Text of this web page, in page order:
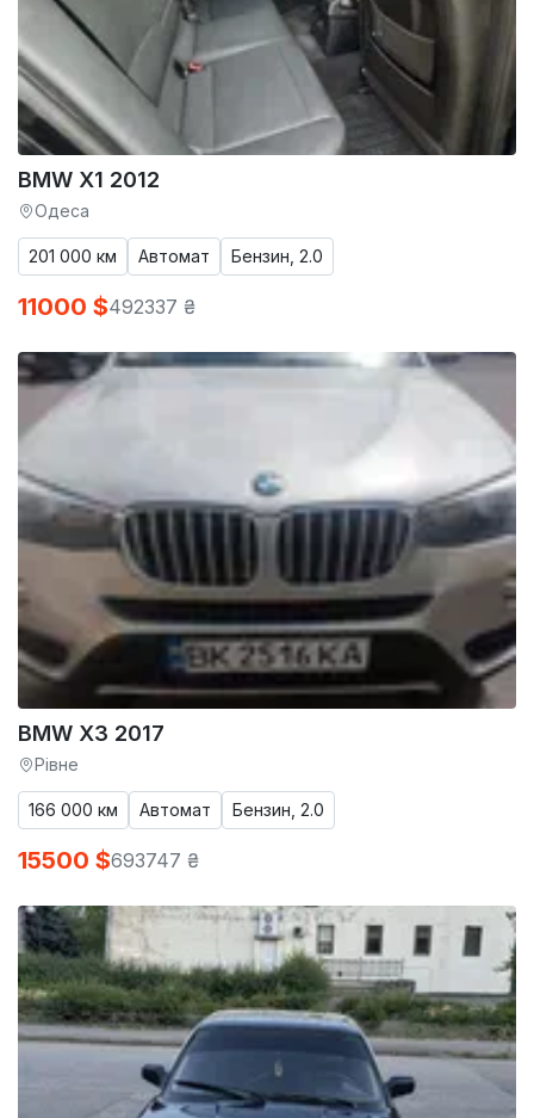
BMW X1 2012
Одеса
201 000 км Автомат Бензин, 2.0
11000 $492337 ₴
BMW X3 2017
Рівне
166 000 км Автомат Бензин, 2.0
15500 $693747 ₴